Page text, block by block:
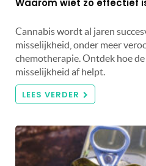
Waarom wiet zo effectief
Cannabis wordt al jaren
misselijkheid, onder meer
chemotherapie. Ontdek hoe
misselijkheid af helpt.
LEES VERDER